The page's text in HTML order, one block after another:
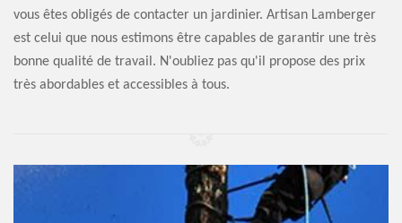
vous êtes obligés de contacter un jardinier. Artisan Lamberger
est celui que nous estimons être capables de garantir une très
bonne qualité de travail. N'oubliez pas qu'il propose des prix
très abordables et accessibles à tous.